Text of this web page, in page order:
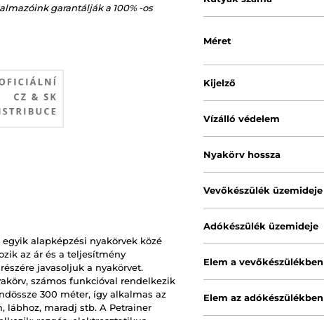
garantálják a 100% -os
alapképzési nyakörvek közé
az ár és a teljesítmény
javasoljuk a nyakörvet.
számos funkcióval rendelkezik
300 méter, így alkalmas az
lábhoz, maradj stb. A Petrainer
Méret
Kijelző
Vízálló védelem
Nyakörv hossza
Vevőkészülék üzemideje
Adókészülék üzemideje
Elem a vevőkészülékben
Elem az adókészülékben